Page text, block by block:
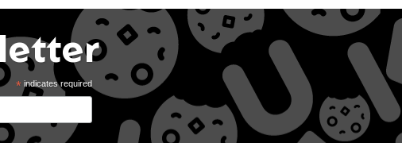
*indicates required